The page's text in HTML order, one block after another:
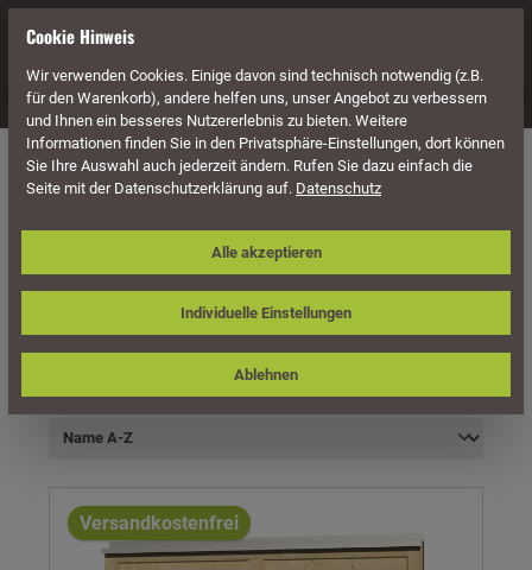
Navigation
Carports Zubehör für Carports Fenster
Produkte filtern
Versandkostenfrei
Cookie Hinweis
Wir verwenden Cookies. Einige davon sind technisch notwendig (z.B.
für den Warenkorb), andere helfen uns, unser Angebot zu verbessern
und Ihnen ein besseres Nutzererlebnis zu bieten. Weitere
Informationen finden Sie in den Privatsphäre-Einstellungen, dort können
Sie Ihre Auswahl auch jederzeit ändern. Rufen Sie dazu einfach die
Seite mit der Datenschutzerklärung auf. Datenschutz
Individuelle Einstellungen
Ablehnen
Alle akzeptieren